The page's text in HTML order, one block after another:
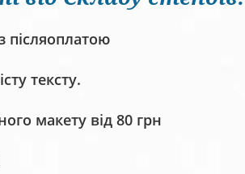
післяоплатою
тексту.
макету від 80 грн